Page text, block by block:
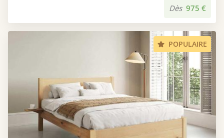
Dès 975 €
POPULAIRE